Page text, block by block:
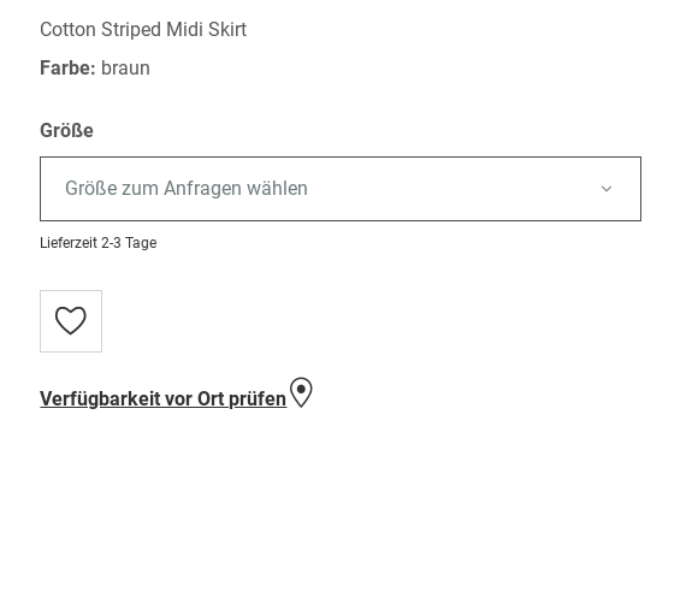
Cotton Striped Midi Skirt
Farbe: braun
Größe
Größe zum Anfragen wählen
Lieferzeit 2-3 Tage
Zur
Wunschliste
Verfügbarkeit vor Ort prüfen